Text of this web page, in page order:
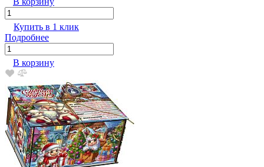
Купить в 1 клик
Подробнее
В корзину